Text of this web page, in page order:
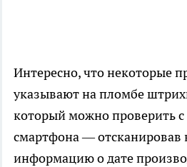
Интересно, что некоторые
указывают на пломбе
который можно проверить
смартфона — отсканировав
информацию о дате